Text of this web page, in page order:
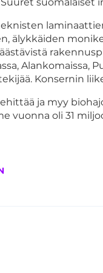
suomalaiset
älykkäiden
Alankomaissa,
Konsernin
ja myy
vuonna oli 31